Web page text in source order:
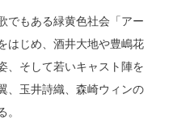
でもある緑黄色社会「アー
はじめ、酒井大地や豊嶋花
、そして若いキャスト陣を
、玉井詩織、森崎ウィンの